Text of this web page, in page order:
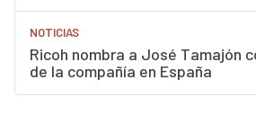
NOTICIAS
Ricoh nombra a José Tamajón
de la compañía en España